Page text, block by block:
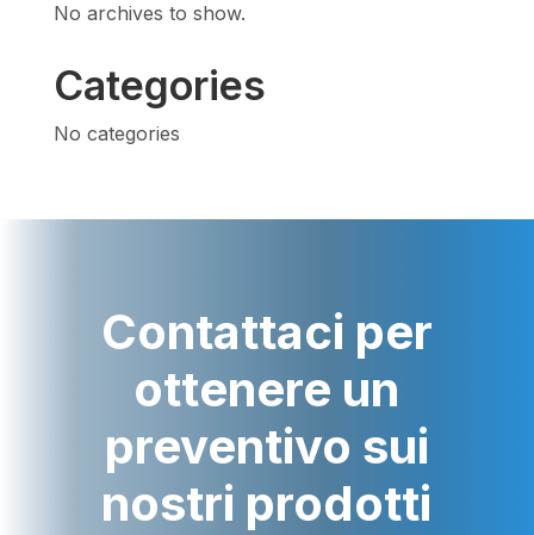
No archives to show.
Categories
No categories
Contattaci per
ottenere un
preventivo sui
nostri prodotti